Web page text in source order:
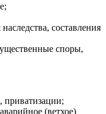
составления
споры,
приватизации;
(ветхое)